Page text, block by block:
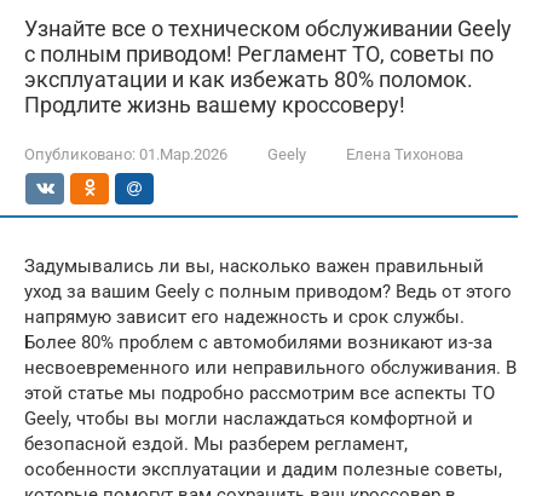
Узнайте все о техническом обслуживании Geely
с полным приводом! Регламент ТО, советы по
эксплуатации и как избежать 80% поломок.
Продлите жизнь вашему кроссоверу!
Опубликовано: 01.Мар.2026 Geely Елена Тихонова
Задумывались ли вы, насколько важен правильный
уход за вашим Geely с полным приводом? Ведь от этого
напрямую зависит его надежность и срок службы.
Более 80% проблем с автомобилями возникают из-за
несвоевременного или неправильного обслуживания. В
этой статье мы подробно рассмотрим все аспекты ТО
Geely, чтобы вы могли наслаждаться комфортной и
безопасной ездой. Мы разберем регламент,
особенности эксплуатации и дадим полезные советы,